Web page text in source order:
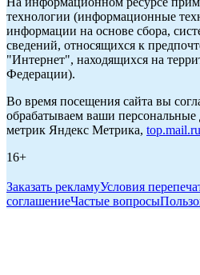
технологии (информационные
информации на основе сбора,
сведений, относящихся к
"Интернет", находящихся на
Федерации).
Во время посещения сайта вы
обрабатываем ваши
метрик Яндекс Метрика, top.mail.ru
16+
Заказать рекламуУсловия
соглашениеЧастые вопросы